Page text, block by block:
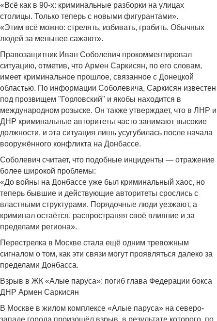
«Всё как в 90-х: криминальные разборки на улицах
столицы. Только теперь с новыми фигурантами».
«Этим всё можно: стрелять, избивать, грабить. Обычных
людей за меньшее сажают».
Правозащитник Иван Соболевич прокомментировал
ситуацию, отметив, что Армен Саркисян, по его словам,
имеет криминальное прошлое, связанное с Донецкой
областью. По информации Соболевича, Саркисян известен
под прозвищем "Горловский" и якобы находится в
международном розыске. Он также утверждает, что в ЛНР и
ДНР криминальные авторитеты часто занимают высокие
должности, и эта ситуация лишь усугубилась после начала
вооружённого конфликта на Донбассе.
Соболевич считает, что подобные инциденты — отражение
более широкой проблемы:
«До войны на Донбассе уже был криминальный хаос, но
теперь бывшие и действующие авторитеты срослись с
властными структурами. Порядочные люди уезжают, а
криминал остаётся, распространяя своё влияние и за
пределами региона».
Перестрелка в Москве стала ещё одним тревожным
сигналом о том, как эти связи могут проявляться далеко за
пределами Донбасса.
Взрыв в ЖК «Алые паруса»: погиб глава Федерации бокса
ДНР Армен Саркисян
В Москве в жилом комплексе «Алые паруса» на северо-